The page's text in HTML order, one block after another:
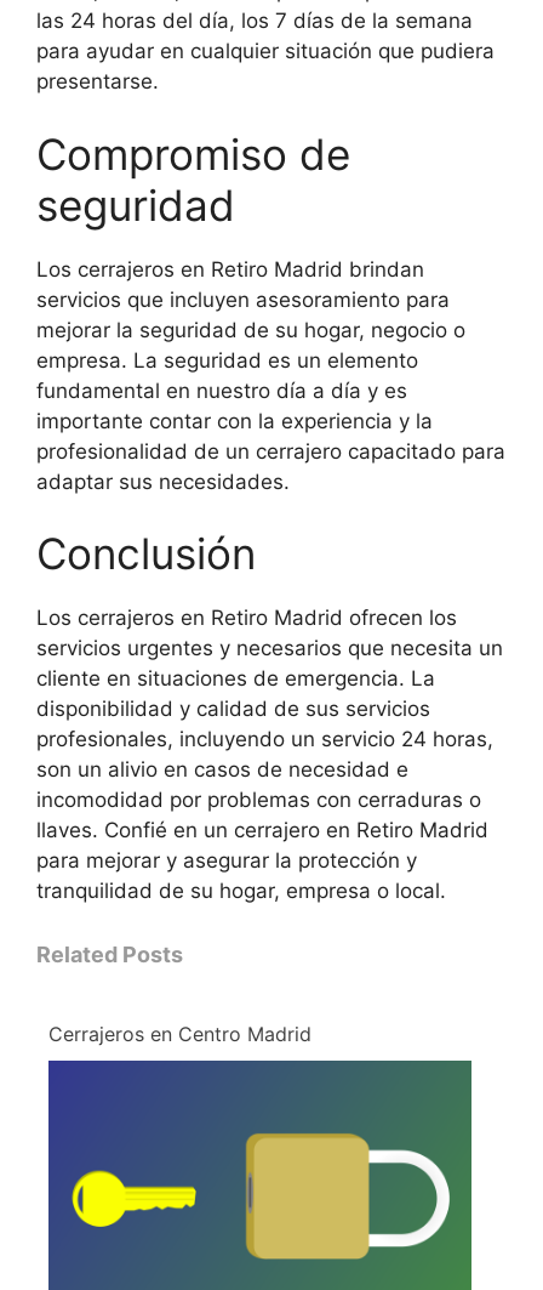
las 24 horas del día, los 7 días de la semana
para ayudar en cualquier situación que pudiera
presentarse.
Compromiso de
seguridad
Los cerrajeros en Retiro Madrid brindan
servicios que incluyen asesoramiento para
mejorar la seguridad de su hogar, negocio o
empresa. La seguridad es un elemento
fundamental en nuestro día a día y es
importante contar con la experiencia y la
profesionalidad de un cerrajero capacitado para
adaptar sus necesidades.
Conclusión
Los cerrajeros en Retiro Madrid ofrecen los
servicios urgentes y necesarios que necesita un
cliente en situaciones de emergencia. La
disponibilidad y calidad de sus servicios
profesionales, incluyendo un servicio 24 horas,
son un alivio en casos de necesidad e
incomodidad por problemas con cerraduras o
llaves. Confié en un cerrajero en Retiro Madrid
para mejorar y asegurar la protección y
tranquilidad de su hogar, empresa o local.
Related Posts
Cerrajeros en Centro Madrid